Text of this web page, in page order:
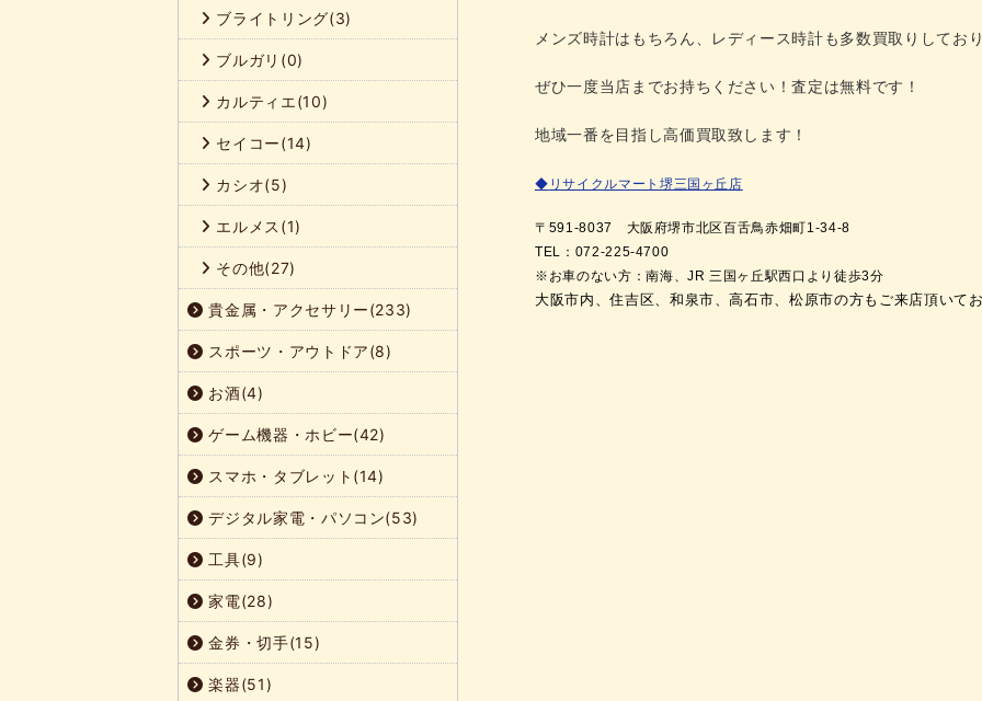
メンズ時計はもちろん、レディース時計も多数買取りしてお
ぜひ一度当店までお持ちください！査定は無料です！
地域一番を目指し高価買取致します！
◆ リサイクルマート堺三国ヶ丘店
〒591 -8037
大阪府堺市北区百舌鳥赤畑町1-34-8
TEL
：072-225-4700
※ お車のない方：南海、JR 三国ヶ丘駅西口より徒歩3分
大阪市内、住吉区、和泉市、高石市、松原市の方もご来店頂いてお
ブライトリング(3)
ブルガリ(0)
カルティエ(10)
セイコー(14)
カシオ(5)
エルメス(1)
その他(27)
貴金属・アクセサリー(233)
スポーツ・アウトドア(8)
お酒(4)
ゲーム機器・ホビー(42)
スマホ・タブレット(14)
デジタル家電・パソコン(53)
工具(9)
家電(28)
金券・切手(15)
楽器(51)